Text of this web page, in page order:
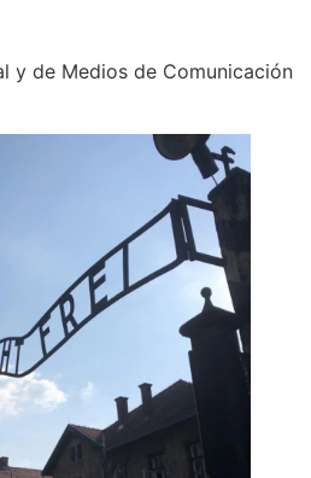
y de Medios de Comunicación